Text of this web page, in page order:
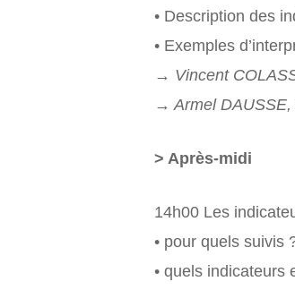
• Description des
• Exemples
→ Vincent
→ Armel DAUSSE,
> Après-midi
14h00 Les
• pour quels suivis
• quels indicateurs